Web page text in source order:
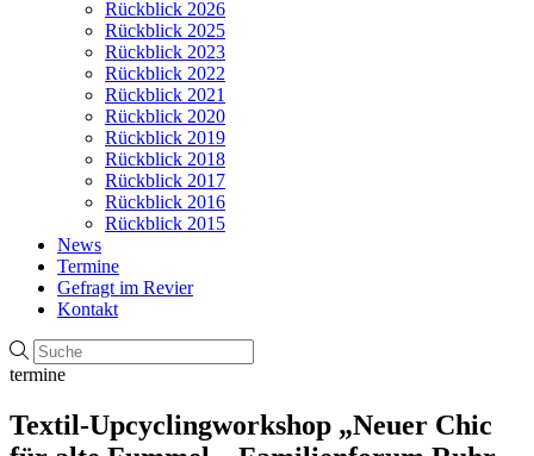
Rückblick 2026
Rückblick 2025
Rückblick 2023
Rückblick 2022
Rückblick 2021
Rückblick 2020
Rückblick 2019
Rückblick 2018
Rückblick 2017
Rückblick 2016
Rückblick 2015
News
Termine
Gefragt im Revier
Kontakt
termine
Textil-Upcyclingworkshop „Neuer Chic